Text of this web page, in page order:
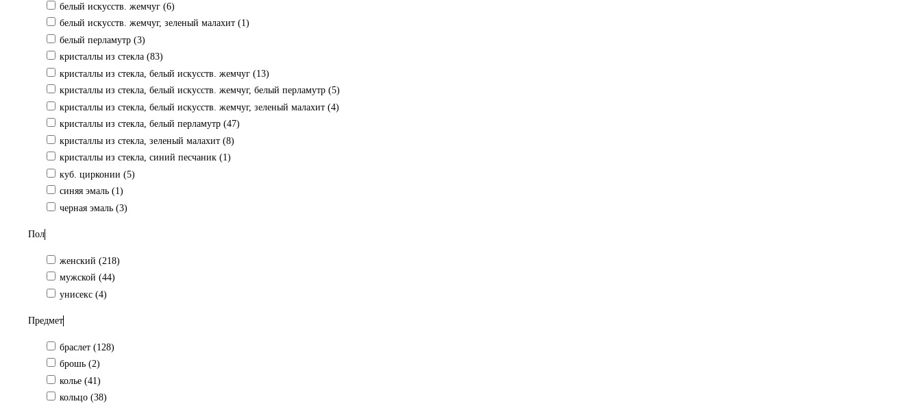
белый искусств. жемчуг (6)
белый искусств. жемчуг, зеленый малахит (1)
белый перламутр (3)
кристаллы из стекла (83)
кристаллы из стекла, белый искусств. жемчуг (13)
кристаллы из стекла, белый искусств. жемчуг, белый перламутр (5)
кристаллы из стекла, белый искусств. жемчуг, зеленый малахит (4)
кристаллы из стекла, белый перламутр (47)
кристаллы из стекла, зеленый малахит (8)
кристаллы из стекла, синий песчаник (1)
куб. цирконии (5)
синяя эмаль (1)
черная эмаль (3)
Пол
женский (218)
мужской (44)
унисекс (4)
Предмет
браслет (128)
брошь (2)
колье (41)
кольцо (38)